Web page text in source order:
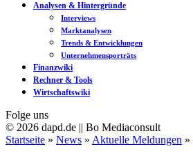
Analysen & Hintergründe
Interviews
Marktanalysen
Trends & Entwicklungen
Unternehmensporträts
Finanzwiki
Rechner & Tools
Wirtschaftswiki
Folge uns
© 2026 dapd.de || Bo Mediaconsult
Startseite » News » Aktuelle Meldungen »